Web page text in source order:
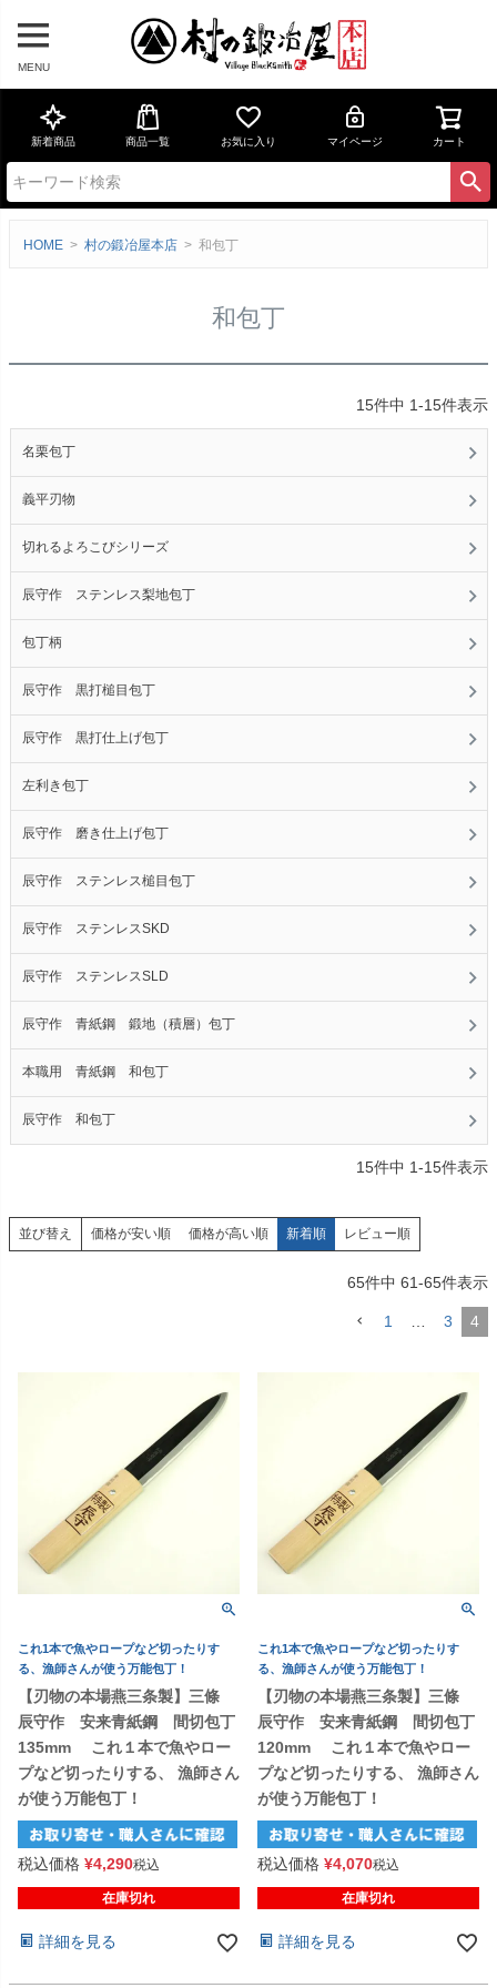
MENU
新着商品 商品一覧 お気に入り マイページ カート
HOME 村の鍛冶屋本店 和包丁
和包丁
15件中 1-15件表示
名栗包丁
義平刃物
切れるよろこびシリーズ
辰守作 ステンレス梨地包丁
包丁柄
辰守作 黒打槌目包丁
辰守作 黒打仕上げ包丁
左利き包丁
辰守作 磨き仕上げ包丁
辰守作 ステンレス槌目包丁
辰守作 ステンレスSKD
辰守作 ステンレスSLD
辰守作 青紙鋼 鍛地（積層）包丁
本職用 青紙鋼 和包丁
辰守作 和包丁
15件中 1-15件表示
並び替え 価格が安い順 価格が高い順 新着順 レビュー順
65件中 61-65件表示
1 3 4
これ1本で魚やロープなど切ったりす
る、漁師さんが使う万能包丁！
【刃物の本場燕三条製】三條
辰守作 安来青紙鋼 間切包丁
135mm これ１本で魚やロー
プなど切ったりする、 漁師さん
が使う万能包丁！
税込価格 ¥4,290税込
在庫切れ
詳細を見る
これ1本で魚やロープなど切ったりす
る、漁師さんが使う万能包丁！
【刃物の本場燕三条製】三條
辰守作 安来青紙鋼 間切包丁
120mm これ１本で魚やロー
プなど切ったりする、 漁師さん
が使う万能包丁！
税込価格 ¥4,070税込
在庫切れ
詳細を見る